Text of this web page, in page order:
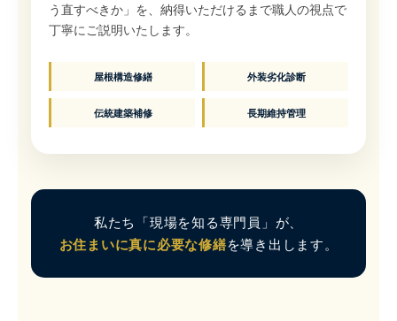
う直すべきか」を、納得いただけるまで職人の視点で
丁寧にご説明いたします。
屋根構造修繕 外装劣化診断
伝統建築補修 長期維持管理
私たち「現場を知る専門員」が、
お住まいに真に必要な修繕を導き出します。